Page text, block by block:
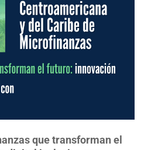
que transforman el